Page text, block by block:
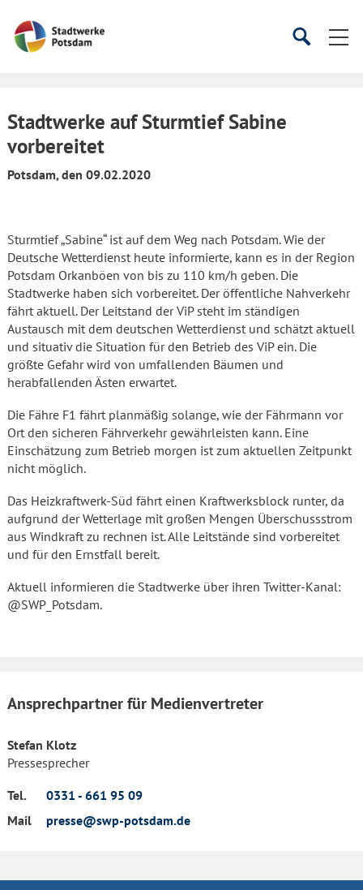
Startseite
SucheSuche
Stadtwerke auf Sturmtief Sabine
vorbereitet
Potsdam, den 09.02.2020
Sturmtief „Sabine“ ist auf dem Weg nach Potsdam. Wie der
Deutsche Wetterdienst heute informierte, kann es in der Region
Potsdam Orkanböen von bis zu 110 km/h geben. Die
Stadtwerke haben sich vorbereitet. Der öffentliche Nahverkehr
fährt aktuell. Der Leitstand der ViP steht im ständigen
Austausch mit dem deutschen Wetterdienst und schätzt aktuell
und situativ die Situation für den Betrieb des ViP ein. Die
größte Gefahr wird von umfallenden Bäumen und
herabfallenden Ästen erwartet.
Die Fähre F1 fährt planmäßig solange, wie der Fährmann vor
Ort den sicheren Fährverkehr gewährleisten kann. Eine
Einschätzung zum Betrieb morgen ist zum aktuellen Zeitpunkt
nicht möglich.
Das Heizkraftwerk-Süd fährt einen Kraftwerksblock runter, da
aufgrund der Wetterlage mit großen Mengen Überschussstrom
aus Windkraft zu rechnen ist. Alle Leitstände sind vorbereitet
und für den Ernstfall bereit.
Aktuell informieren die Stadtwerke über ihren Twitter-Kanal:
@SWP_Potsdam.
Ansprechpartner für Medienvertreter
Stefan Klotz
Pressesprecher
Tel.
0331 - 661 95 09
Mail
presse@swp-potsdam.de